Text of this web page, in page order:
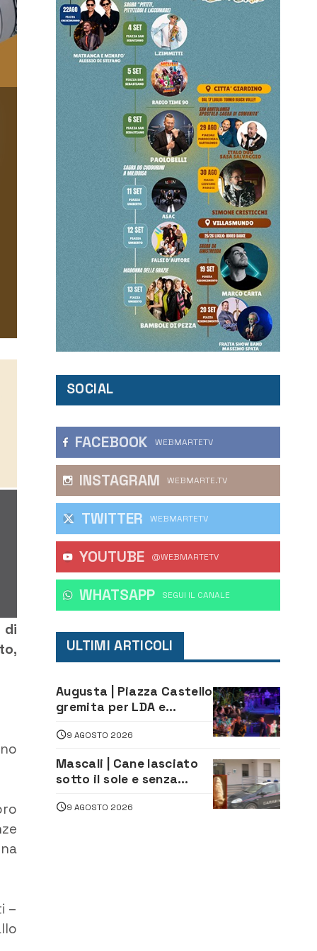
di
–
SOCIAL
FACEBOOK WEBMARTETV
INSTAGRAM WEBMARTE.TV
TWITTER WEBMARTETV
YOUTUBE @WEBMARTETV
WHATSAPP ‎SEGUI IL CANALE
ULTIMI ARTICOLI
Augusta | Piazza Castello
gremita per LDA e
ed emozioni per
“Augusta d’Estate”
9 AGOSTO 2026
Mascali | Cane lasciato
sotto il sole e senza
denunciano proprietario
9 AGOSTO 2026